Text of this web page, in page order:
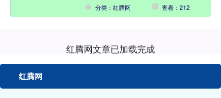
分类：红腾网 查看：212
红腾网文章已加载完成
红腾网